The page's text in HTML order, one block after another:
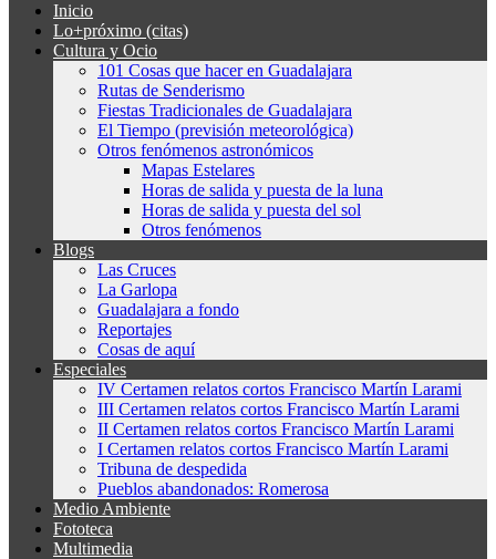
Inicio
Lo+próximo (citas)
Cultura y Ocio
101 Cosas que hacer en Guadalajara
Rutas de Senderismo
Fiestas Tradicionales de Guadalajara
El Tiempo (previsión meteorológica)
Otros fenómenos astronómicos
Mapas Estelares
Horas de salida y puesta de la luna
Horas de salida y puesta del sol
Otros fenómenos
Blogs
Las Cruces
La Garlopa
Guadalajara a fondo
Reportajes
Cosas de aquí
Especiales
IV Certamen relatos cortos Francisco Martín Larami
III Certamen relatos cortos Francisco Martín Larami
II Certamen relatos cortos Francisco Martín Larami
I Certamen relatos cortos Francisco Martín Larami
Tribuna de despedida
Pueblos abandonados: Romerosa
Medio Ambiente
Fototeca
Multimedia